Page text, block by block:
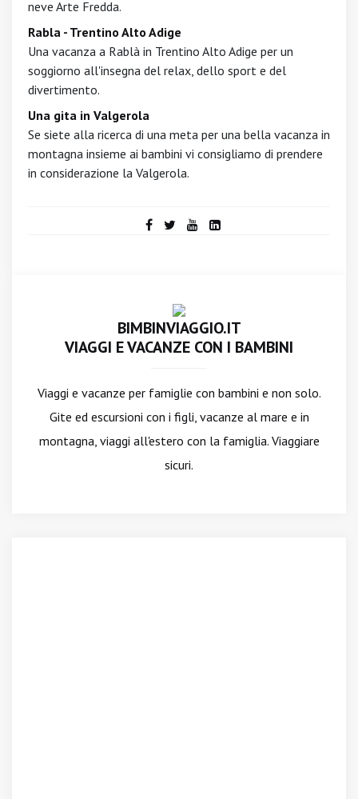
neve Arte Fredda.
Rabla - Trentino Alto Adige
Una vacanza a Rablà in Trentino Alto Adige per un
soggiorno all'insegna del relax, dello sport e del
divertimento.
Una gita in Valgerola
Se siete alla ricerca di una meta per una bella vacanza in
montagna insieme ai bambini vi consigliamo di prendere
in considerazione la Valgerola.
BIMBINVIAGGIO.IT
VIAGGI E VACANZE CON I BAMBINI
Viaggi e vacanze per famiglie con bambini e non solo.
Gite ed escursioni con i figli, vacanze al mare e in
montagna, viaggi all'estero con la famiglia. Viaggiare
sicuri.